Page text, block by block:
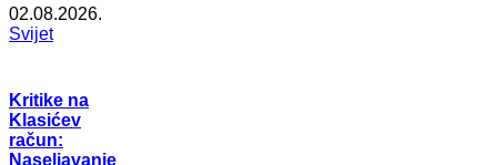
02.08.2026.
Svijet
Kritike na
Klasićev
račun:
Naseljavanje